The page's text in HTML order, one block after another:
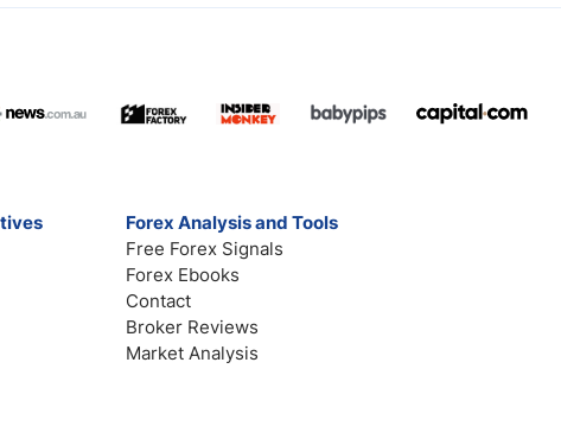
Forex Analysis and Tools
Free Forex Signals
Forex Ebooks
Contact
Broker Reviews
Market Analysis